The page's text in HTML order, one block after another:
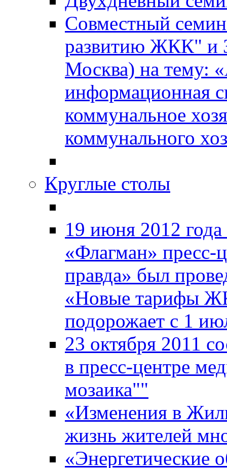
Совместный
развитию ЖКК"
Москва) на тему:
информационная
коммунальное
коммунального
Круглые столы
19 июня 2012
«Флагман» пресс-
правда» был
«Новые тарифы
подорожает с 1
23 октября 2011
в пресс-центре
мозаика""
«Изменения в
жизнь жителей
«Энергетические